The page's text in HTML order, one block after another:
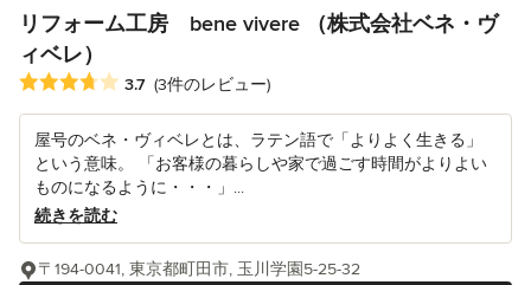
リフォーム工房 bene vivere （株式会社ベネ・ヴ
ィベレ）
平均評価：5つ星中 星3.7
3.7 (3件のレビュー)
屋号のベネ・ヴィベレとは、ラテン語で「よりよく生きる」
という意味。 「お客様の暮らしや家で過ごす時間がよりよい
ものになるように・・・」...
続きを読む
〒194-0041, 東京都町田市, 玉川学園5-25-32